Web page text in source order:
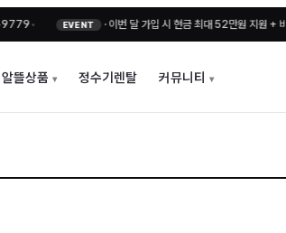
EVENT ·이번 달 가입 시 현금 최대 52만원 지원 + 비밀지원금
알뜰상품 정수기렌탈 커뮤니티